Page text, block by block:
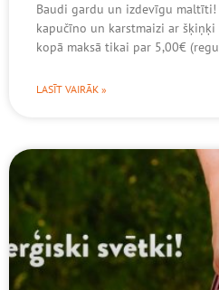
Baudi gardu un izdevīgu maltīti!
kapučīno un karstmaizi ar
kopā maksā tikai par 5,00€
LASĪT VAIRĀK »